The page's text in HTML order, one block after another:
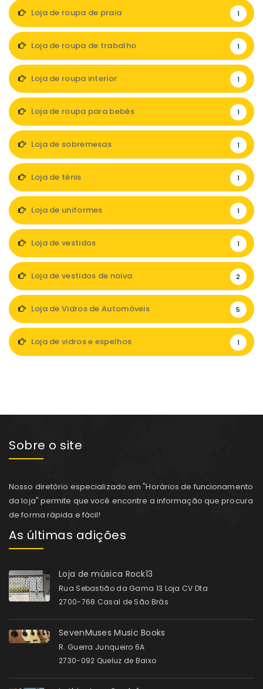
Loja de roupa de praia 1
Loja de roupa de trabalho 1
Loja de roupa interior 1
Loja de roupa para bebés 1
Loja de sobremesas 1
Loja de ténis 1
Loja de uniformes 1
Loja de vestidos 1
Loja de vestidos de noiva 2
Loja de Vidros de Automóveis 5
Loja de vidros e espelhos 1
Sobre o site
Nosso diretório especializado em "Horários de funcionamento
da loja" permite que você encontre a informação que procura
de forma rápida e fácil!
As últimas adições
Loja de música Rock13
Rua Sebastião da Gama 13 Loja CV Dta
2700-768 Casal de São Brás
SevenMuses Music Books
R. Guerra Junqueiro 6A
2730-092 Queluz de Baixo